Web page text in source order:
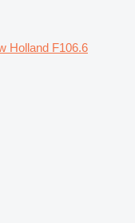
Holland F106.6